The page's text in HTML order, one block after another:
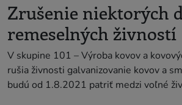
Zrušenie niektorých
remeselných živností
V skupine 101 – Výroba kovov a
rušia živnosti galvanizovanie kovov a
budú od 1.8.2021 patriť medzi voľné